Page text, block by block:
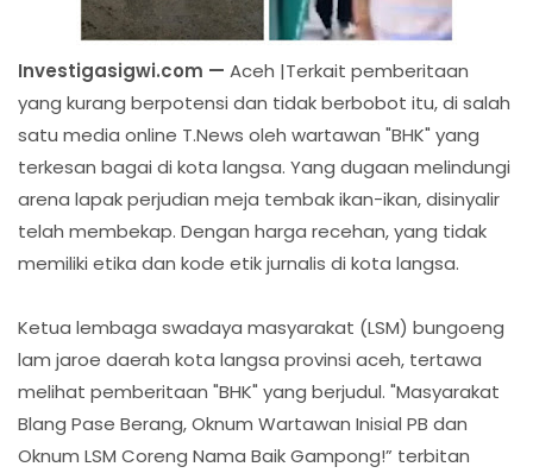
Investigasigwi.com — Aceh |Terkait pemberitaan
yang kurang berpotensi dan tidak berbobot itu, di salah
satu media online T.News oleh wartawan "BHK" yang
terkesan bagai di kota langsa. Yang dugaan melindungi
arena lapak perjudian meja tembak ikan-ikan, disinyalir
telah membekap. Dengan harga recehan, yang tidak
memiliki etika dan kode etik jurnalis di kota langsa.
Ketua lembaga swadaya masyarakat (LSM) bungoeng
lam jaroe daerah kota langsa provinsi aceh, tertawa
melihat pemberitaan "BHK" yang berjudul. "Masyarakat
Blang Pase Berang, Oknum Wartawan Inisial PB dan
Oknum LSM Coreng Nama Baik Gampong!” terbitan